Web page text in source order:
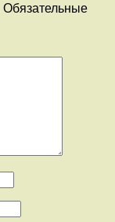
Обязательные